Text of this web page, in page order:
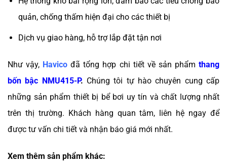
quản, chống thấm hiện đại cho các thiết bị
Dịch vụ giao hàng, hỗ trợ lắp đặt tận nơi
Như vậy, Havico đã tổng hợp chi tiết về sản phẩm thang
bốn bậc NMU415-P. Chúng tôi tự hào chuyên cung cấp
những sản phẩm thiết bị bể bơi uy tín và chất lượng nhất
trên thị trường. Khách hàng quan tâm, liên hệ ngay để
được tư vấn chi tiết và nhận báo giá mới nhất.
Xem thêm sản phẩm khác: